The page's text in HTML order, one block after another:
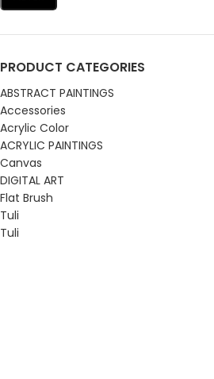
PRODUCT CATEGORIES
ABSTRACT PAINTINGS
Accessories
Acrylic Color
ACRYLIC PAINTINGS
Canvas
DIGITAL ART
Flat Brush
Tuli
Tuli